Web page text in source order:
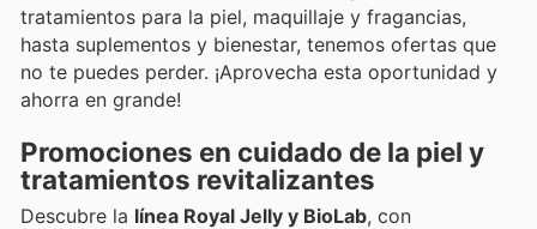
tratamientos para la piel, maquillaje y fragancias,
hasta suplementos y bienestar, tenemos ofertas que
no te puedes perder. ¡Aprovecha esta oportunidad y
ahorra en grande!
Promociones en cuidado de la piel y
tratamientos revitalizantes
Descubre la línea Royal Jelly y BioLab, con